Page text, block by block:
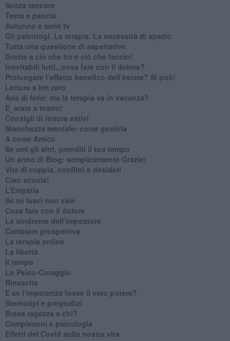
​Senza rancore
​Testa e pancia
​Autunno e serie tv
​Gli psicologi. La terapia. La necessità di spazio
​Tutta una questione di aspettative.
​Grazie a ciò che ho e ciò che faccio!
​Inevitabili lutti...cosa fare con il dolore?
Prolungare l’effetto benefico dell’estate? Si può!
​Letture a km zero
​Aria di ferie: ma la terapia va in vacanza?
​E_state a teatro!
​Consigli di lettura estivi
​Stanchezza mentale: come gestirla
​A come Amico
​Se ami gli altri, prenditi il tuo tempo
​Un anno di Blog: semplicemente Grazie!
​Vita di coppia, conflitti e desideri
​Ciao scuola!
​L’Empatia
​Se mi lasci non vale
Cosa fare con il dolore
​La sindrome dell’impostore
​Cambiare prospettiva
La terapia online
La libertà
​Il tempo
​Lo Psico-Coraggio
Rinascita
​E se l’impotenza fosse il vero potere?
Stereotipi e pregiudizi
​Brava ragazza a chi?
​Compleanni e psicologia
Effetti del Covid sulla nostra vita